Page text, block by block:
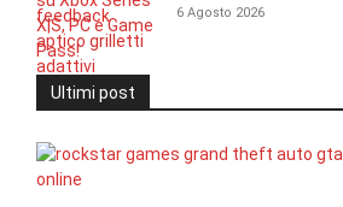
6 Agosto 2026
Ultimi post